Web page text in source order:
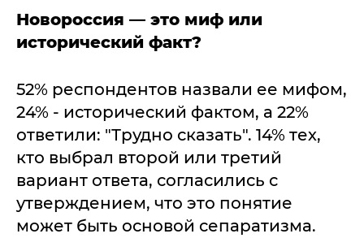
Новороссия — это миф или
исторический факт?
52% респондентов назвали ее мифом,
24% - исторический фактом, а 22%
ответили: "Трудно сказать". 14% тех,
кто выбрал второй или третий
вариант ответа, согласились с
утверждением, что это понятие
может быть основой сепаратизма.